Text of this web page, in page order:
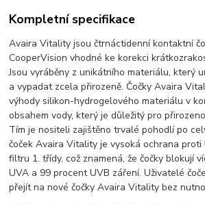
Kompletní specifikace
Avaira Vitality jsou čtrnáctidenní kontaktní
CooperVision vhodné ke korekci
Jsou vyráběny z unikátního materiálu, který
a vypadat zcela přirozeně. Čočky Avaira
výhody silikon-hydrogelového materiálu v
obsahem vody, který je důležitý pro
Tím je nositeli zajištěno trvalé pohodlí po
čoček Avaira Vitality je vysoká ochrana
filtru 1. třídy, což znamená, že čočky blokují
UVA a 99 procent UVB záření. Uživatelé
přejít na nové čočky Avaira Vitality bez